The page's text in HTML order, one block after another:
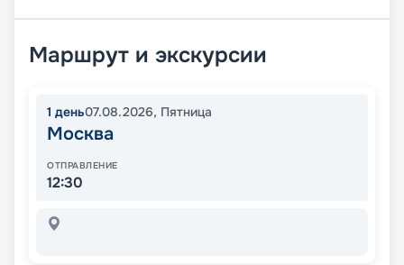
Маршрут и экскурсии
1 день07.08.2026, Пятница
Москва
ОТПРАВЛЕНИЕ
12:30